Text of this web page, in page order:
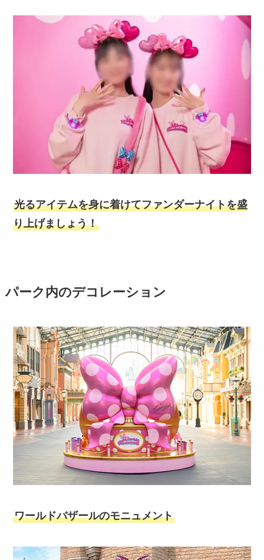
光るアイテムを身に着けてファンダーナイトを盛
り上げましょう！
パーク内のデコレーション
ワールドバザールのモニュメント